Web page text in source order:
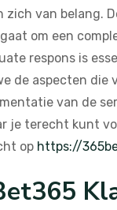
zich van belang.
om een
respons is
de aspecten
van de
je terecht kunt
op https://